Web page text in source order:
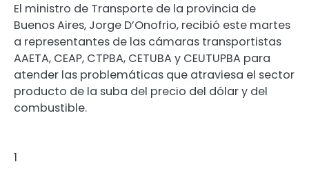
El ministro de Transporte de la provincia de
Buenos Aires, Jorge D’Onofrio, recibió este martes
a representantes de las cámaras transportistas
AAETA, CEAP, CTPBA, CETUBA y CEUTUPBA para
atender las problemáticas que atraviesa el sector
producto de la suba del precio del dólar y del
combustible.
1